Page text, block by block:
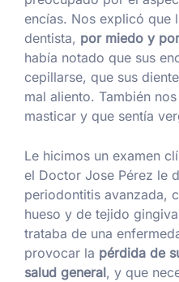
encías. Nos explicó que
dentista, por miedo y
había notado que sus
cepillarse, que sus
mal aliento. También
masticar y que sentía
Le hicimos un examen
el Doctor Jose Pérez le
periodontitis avanzada,
hueso y de tejido
trataba de una
provocar la pérdida de
salud general, y que